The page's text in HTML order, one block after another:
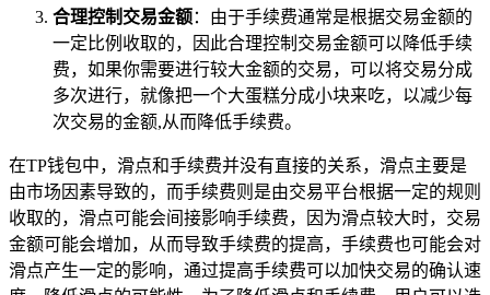
合理控制交易金额：由于手续费通常是根据交易金额的
一定比例收取的，因此合理控制交易金额可以降低手续
费，如果你需要进行较大金额的交易，可以将交易分成
多次进行，就像把一个大蛋糕分成小块来吃，以减少每
次交易的金额,从而降低手续费。
在TP钱包中，滑点和手续费并没有直接的关系，滑点主要是
由市场因素导致的，而手续费则是由交易平台根据一定的规则
收取的，滑点可能会间接影响手续费，因为滑点较大时，交易
金额可能会增加，从而导致手续费的提高，手续费也可能会对
滑点产生一定的影响，通过提高手续费可以加快交易的确认速